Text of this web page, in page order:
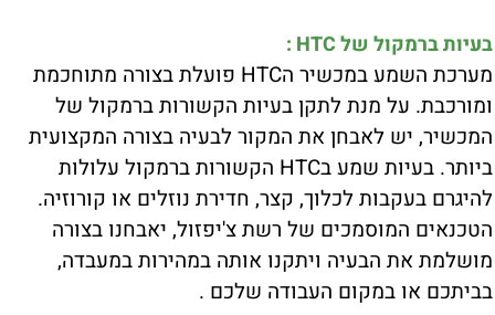
בעיות ברמקול של HTC :
מערכת השמע במכשיר הHTC פועלת בצורה מתוחכמת
ומורכבת. על מנת לתקן בעיות הקשורות ברמקול של
המכשיר, יש לאבחן את המקור לבעיה בצורה המקצועית
ביותר. בעיות שמע בHTC הקשורות ברמקול עלולות
להיגרם בעקבות לכלוך, קצר, חדירת נוזלים או קורוזיה.
הטכנאים המוסמכים של רשת צ'יפזול, יאבחנו בצורה
מושלמת את הבעיה ויתקנו אותה במהירות במעבדה,
בביתכם או במקום העבודה שלכם .